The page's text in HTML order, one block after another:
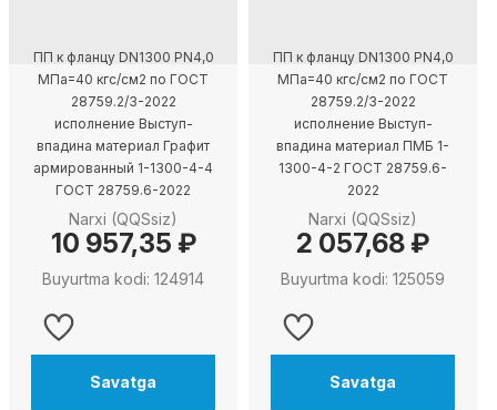
ПП к фланцу DN1300 PN4,0
МПа=40 кгс/см2 по ГОСТ
28759.2/3-2022
исполнение Выступ-
впадина материал Графит
армированный 1-1300-4-4
ГОСТ 28759.6-2022
Narxi (QQSsiz)
10 957,35 ₽
Buyurtma kodi: 124914
Savatga
ПП к фланцу DN1300 PN4,0
МПа=40 кгс/см2 по ГОСТ
28759.2/3-2022
исполнение Выступ-
впадина материал ПМБ 1-
1300-4-2 ГОСТ 28759.6-
2022
Narxi (QQSsiz)
2 057,68 ₽
Buyurtma kodi: 125059
Savatga